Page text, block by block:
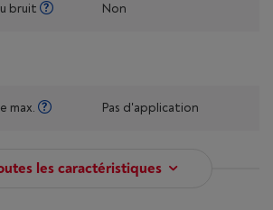
bruit Non
max. Pas d'application
les caractéristiques